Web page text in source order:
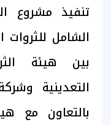
تنفيذ مشروع
الشامل
بين هيئة
التعدينية
بالتعاون مع